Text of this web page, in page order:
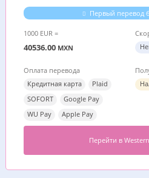
Первый перевод
1000 EUR =
40536.00 MXN
Оплата перевода
Кредитная карта
Plaid
SOFORT
Google Pay
WU Pay
Apple Pay
Перейти в